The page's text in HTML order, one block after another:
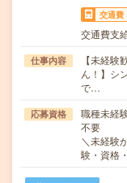
交通費
交通費支
仕事内容
【未経
ん！】シ
で…
応募資格
職種未経
不要
＼未経験
験・資格